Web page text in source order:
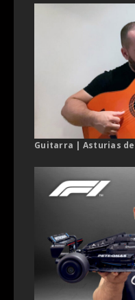
Guitarra | Asturias